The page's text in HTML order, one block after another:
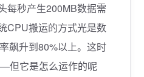
每秒产生200MB数据需
CPU搬运的方式光是数
飙升到80%以上。这时
但它是怎么运作的呢